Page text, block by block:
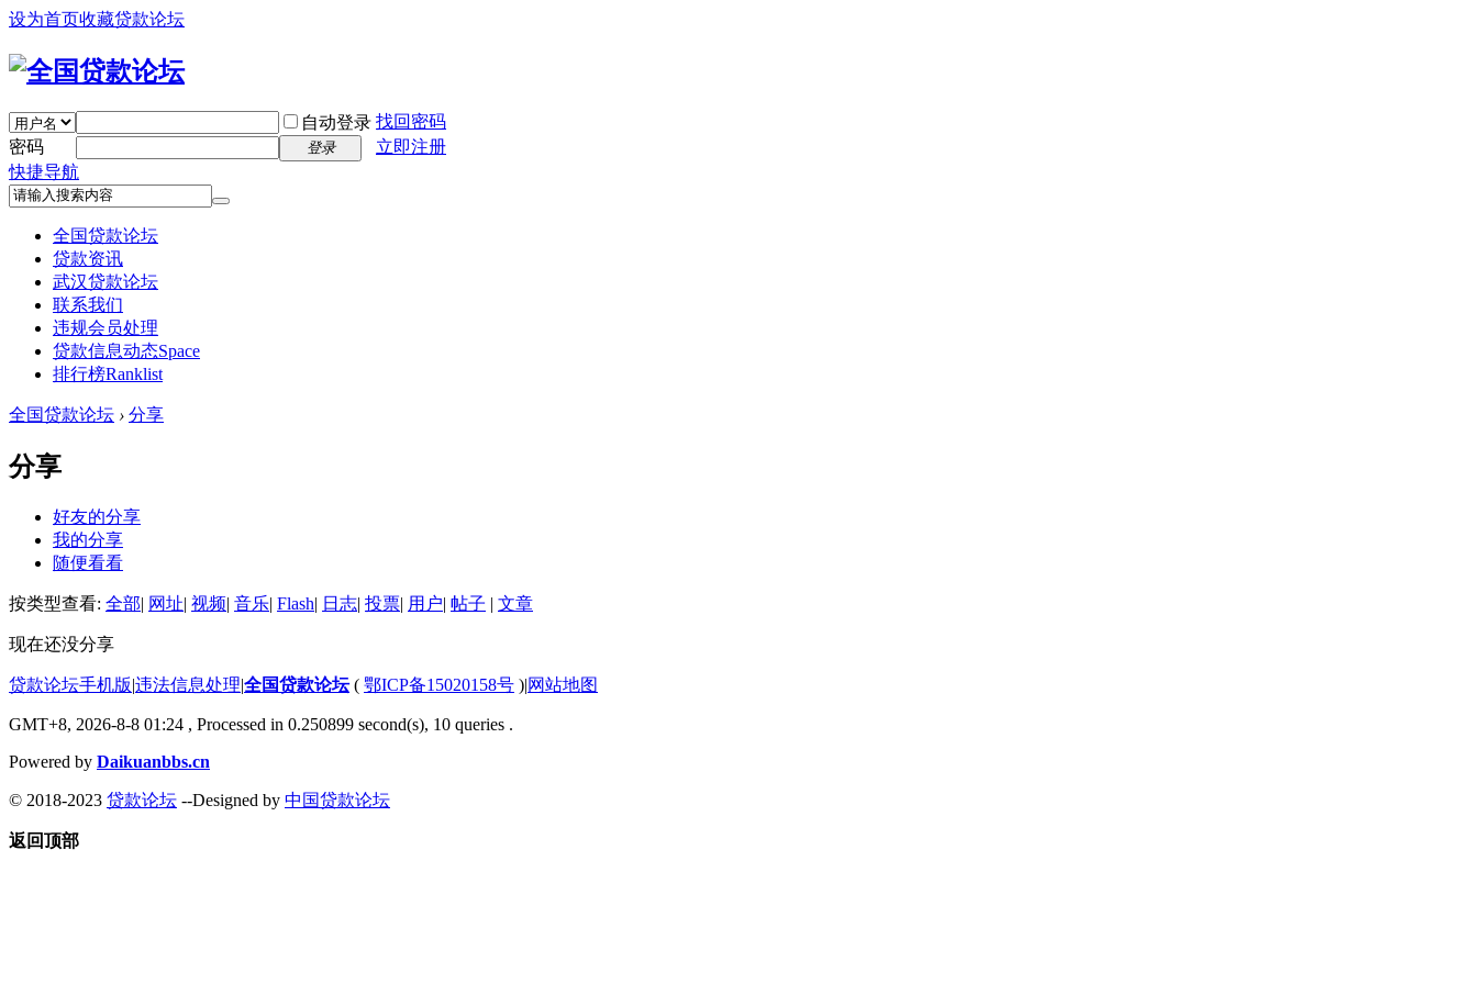
设为首页收藏贷款论坛
自动登录 找回密码
密码
登录
立即注册
快捷导航
全国贷款论坛
贷款资讯
武汉贷款论坛
联系我们
违规会员处理
贷款信息动态Space
排行榜Ranklist
全国贷款论坛 › 分享
分享
好友的分享
我的分享
随便看看
按类型查看: 全部| 网址| 视频| 音乐| Flash| 日志| 投票| 用户| 帖子 | 文章
现在还没分享
贷款论坛手机版|违法信息处理|全国贷款论坛( 鄂ICP备15020158号 )|网站地图
GMT+8, 2026-8-8 01:24 , Processed in 0.250899 second(s), 10 queries .
Powered by Daikuanbbs.cn
© 2018-2023 贷款论坛 --Designed by 中国贷款论坛
返回顶部